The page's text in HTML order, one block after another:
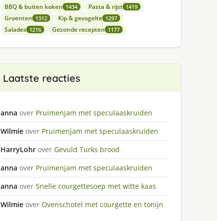
BBQ & buiten koken 1434 Pasta & rijst 1419
Groenten 1312 Kip & gevogelte 1297
Salades 1216 Gezonde recepten 1177
Laatste reacties
anna over Pruimenjam met speculaaskruiden
Wilmie over Pruimenjam met speculaaskruiden
HarryLohr over Gevuld Turks brood
anna over Pruimenjam met speculaaskruiden
anna over Snelle courgettesoep met witte kaas
Wilmie over Ovenschotel met courgette en tonijn